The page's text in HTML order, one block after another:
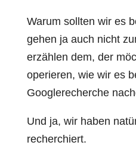
Warum sollten wir es
gehen ja auch nicht
erzählen dem, der
operieren, wie wir es
Googlerecherche
Und ja, wir haben
recherchiert.